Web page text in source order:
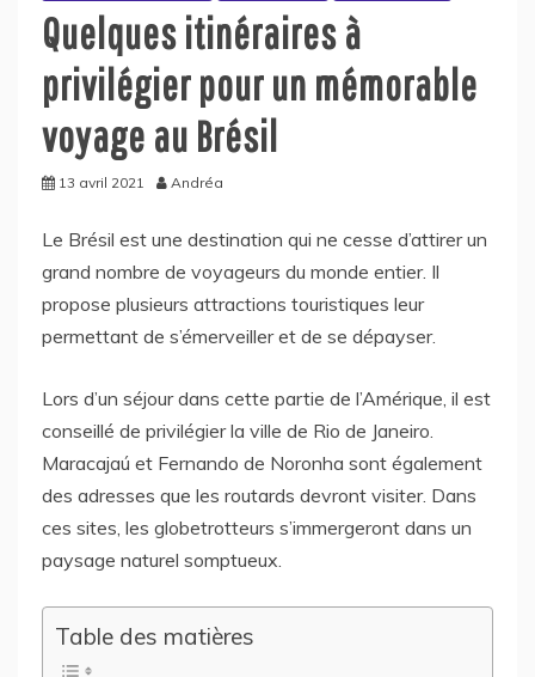
Quelques itinéraires à
privilégier pour un mémorable
voyage au Brésil
13 avril 2021 Andréa
Le Brésil est une destination qui ne cesse d’attirer un
grand nombre de voyageurs du monde entier. Il
propose plusieurs attractions touristiques leur
permettant de s’émerveiller et de se dépayser.
Lors d’un séjour dans cette partie de l’Amérique, il est
conseillé de privilégier la ville de Rio de Janeiro.
Maracajaú et Fernando de Noronha sont également
des adresses que les routards devront visiter. Dans
ces sites, les globetrotteurs s’immergeront dans un
paysage naturel somptueux.
Table des matières